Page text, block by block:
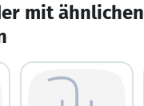
mit ähnlichen